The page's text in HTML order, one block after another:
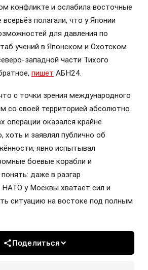
конфликте и ослабила восточные
полагали, что у Японии
для давления по
учений в Японском и Охотском
западной части Тихого
пишет АБН24.
с точки зрения международного
со своей территорией абсолютно
операции оказался крайне
и заявлял публично об
явно испытывал
боевые корабли и
даже в разгар
НАТО у Москвы хватает сил и
ситуацию на востоке под полным
Поделиться